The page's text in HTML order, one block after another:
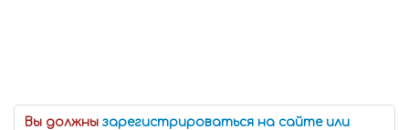
Вы должны зарегистрироваться на сайте или